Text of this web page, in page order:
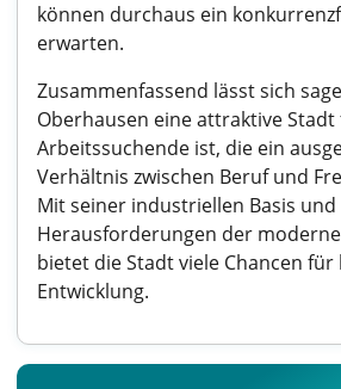
können durchaus ein
erwarten.
Zusammenfassend lässt sich
Oberhausen eine attraktive
Arbeitssuchende ist, die ein
Verhältnis zwischen Beruf und
Mit seiner industriellen Basis und
Herausforderungen der
bietet die Stadt viele Chancen
Entwicklung.